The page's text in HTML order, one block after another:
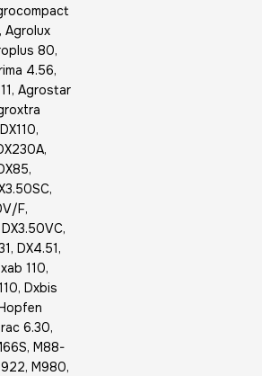
Agrolux
80,
4.56,
Agrostar
F,
DX4.51,
110,
Dxbis
6.30,
M88-
M980,